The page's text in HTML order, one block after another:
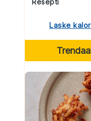
Resepti
Laske